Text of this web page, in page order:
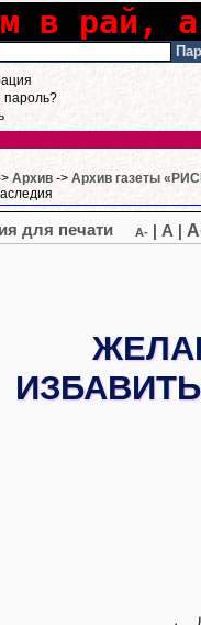
в рай,
Архив -> Архив газеты
A- A